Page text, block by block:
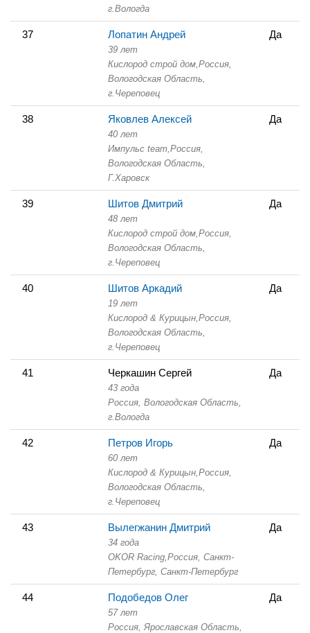
г.Вологда
37 Лопатин Андрей
39 лет
Кислород строй дом, Россия,
Вологодская Область,
г.Череповец
Да
38 Яковлев Алексей
40 лет
Импульс team, Россия,
Вологодская Область,
Г.Харовск
Да
39 Шитов Дмитрий
48 лет
Кислород строй дом, Россия,
Вологодская Область,
г.Череповец
Да
40 Шитов Аркадий
19 лет
Кислород & Курицын, Россия,
Вологодская Область,
г.Череповец
Да
41 Черкашин Сергей
43 года
Россия, Вологодская Область,
г.Вологда
Да
42 Петров Игорь
60 лет
Кислород & Курицын, Россия,
Вологодская Область,
г.Череповец
Да
43 Вылегжанин Дмитрий
34 года
OKOR Racing, Россия, Санкт-
Петербург, Санкт-Петербург
Да
44 Подобедов Олег
57 лет
Россия, Ярославская Область,
Да